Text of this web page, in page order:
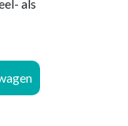
als